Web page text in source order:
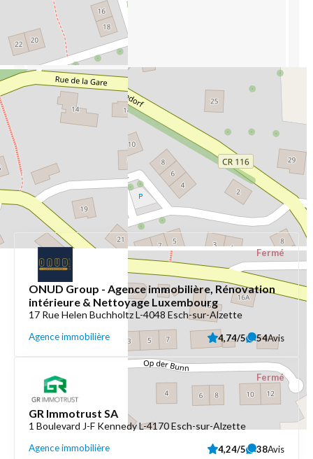
D'autres résultats pouvant vous intéresser :
ONUD Group - Agence immobilière, Rénovation
intérieure & Nettoyage Luxembourg
17 Rue Helen Buchholtz L-4048 Esch-sur-Alzette
Agence immobilière
Fermé
4,74/5 54Avis
GR Immotrust SA
1 Boulevard J-F Kennedy L-4170 Esch-sur-Alzette
Agence immobilière
Fermé
4,24/5 38Avis